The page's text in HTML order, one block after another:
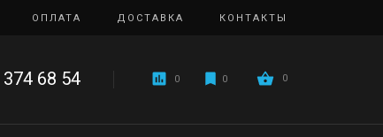
ОПЛАТА ДОСТАВКА КОНТАКТЫ
374 68 54 0 0 0